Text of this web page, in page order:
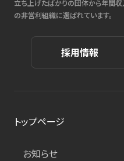
立ち上げたばかりの団体から年間
の非営利組織に選ばれています。
採用情報
トップページ
お知らせ